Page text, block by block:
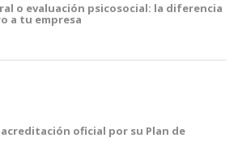
o evaluación psicosocial: la diferencia
a tu empresa
oficial por su Plan de